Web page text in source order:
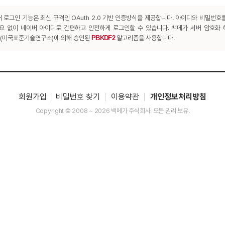
로그인 기능은 최신 규격인 OAuth 2.0 기반 인증방식을 제공합니다. 아이디와 비밀번호
없이 네이버 아이디로 간편하고 안전하게 로그인할 수 있습니다. 백메가 서버 암호화
국표준기술연구소)에 의해 승인된 PBKDF2알고리즘을 사용합니다.
회원가입 비밀번호 찾기 이용약관 개인정보처리방침
Copyright © 2008 ~ 2026 백메가 주식회사. 모든 권리 보유.